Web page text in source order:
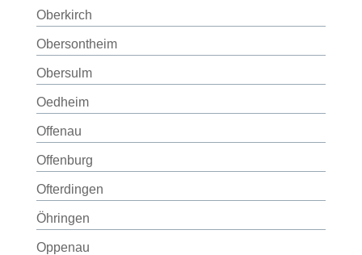
Oberkirch
Obersontheim
Obersulm
Oedheim
Offenau
Offenburg
Ofterdingen
Öhringen
Oppenau